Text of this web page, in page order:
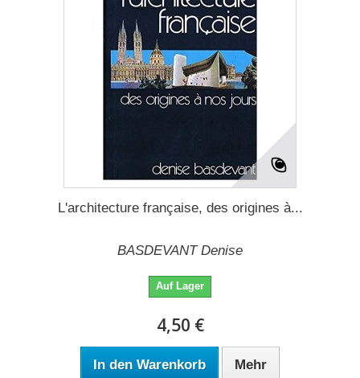
L'architecture française, des origines à...
BASDEVANT Denise
Auf Lager
4,50 €
In den Warenkorb Mehr